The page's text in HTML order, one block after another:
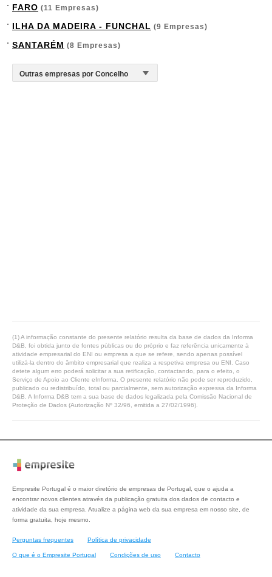
FARO (11 Empresas)
ILHA DA MADEIRA - FUNCHAL (9 Empresas)
SANTARÉM (8 Empresas)
(1) A informação constante do presente relatório resulta da base de dados da Informa
D&B, foi obtida junto de fontes públicas ou do próprio e faz referência unicamente à
atividade empresarial do ENI ou empresa a que se refere, sendo apenas possível
utilizá-la dentro do âmbito empresarial que realiza a respetiva empresa ou ENI. Caso
detete algum erro poderá solicitar a sua retificação, contactando, para o efeito, o
Serviço de Apoio ao Cliente eInforma. O presente relatório não pode ser reproduzido,
publicado ou redistribuído, total ou parcialmente, sem autorização expressa da Informa
D&B. A Informa D&B tem a sua base de dados legalizada pela Comissão Nacional de
Proteção de Dados (Autorização Nº 32/96, emitida a 27/02/1996).
Empresite Portugal é o maior diretório de empresas de Portugal, que o ajuda a
encontrar novos clientes através da publicação gratuita dos dados de contacto e
atividade da sua empresa. Atualize a página web da sua empresa em nosso site, de
forma gratuita, hoje mesmo.
Perguntas frequentes Política de privacidade
O que é o Empresite Portugal Condições de uso Contacto